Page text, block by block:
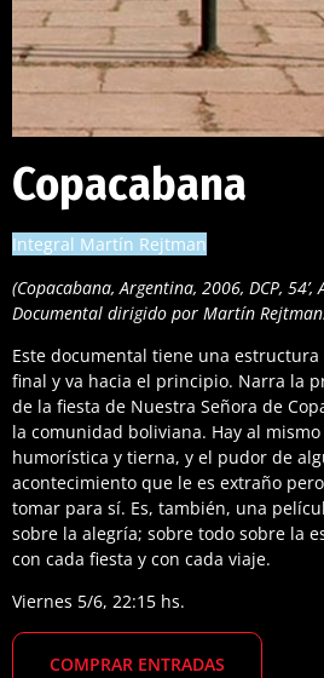
Copacabana
Integral Martín Rejtman
(Copacabana, Argentina, 2006, DCP, 54’,
Documental dirigido por Martín Rejtman.
Este documental tiene una
final y va hacia el principio. Narra la
de la fiesta de Nuestra Señora de
la comunidad boliviana. Hay al
humorística y tierna, y el pudor de
acontecimiento que le es extraño
tomar para sí. Es, también, una
sobre la alegría; sobre todo sobre la
con cada fiesta y con cada viaje.
Viernes 5/6, 22:15 hs.
COMPRAR ENTRADAS